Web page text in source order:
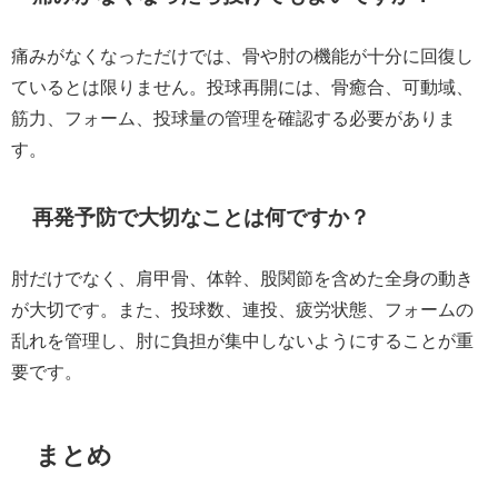
痛みがなくなっただけでは、骨や肘の機能が十分に回復し
ているとは限りません。投球再開には、骨癒合、可動域、
筋力、フォーム、投球量の管理を確認する必要がありま
す。
再発予防で大切なことは何ですか？
肘だけでなく、肩甲骨、体幹、股関節を含めた全身の動き
が大切です。また、投球数、連投、疲労状態、フォームの
乱れを管理し、肘に負担が集中しないようにすることが重
要です。
まとめ